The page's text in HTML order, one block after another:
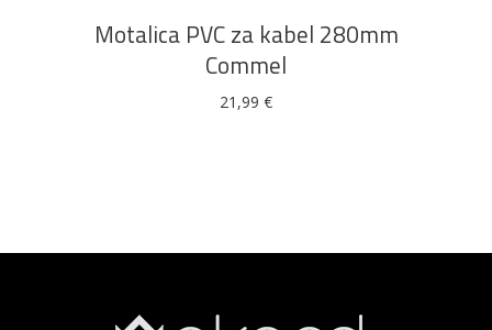
Motalica PVC za kabel 280mm
Commel
21,99 €